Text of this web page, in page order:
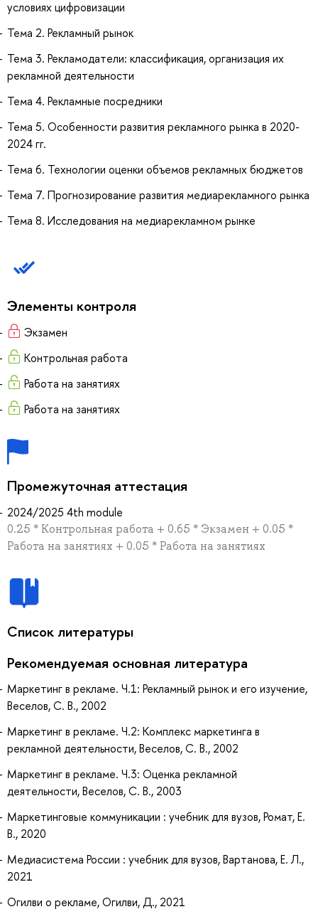
условиях цифровизации
Тема 2. Рекламный рынок
Тема 3. Рекламодатели: классификация, организация их
рекламной деятельности
Тема 4. Рекламные посредники
Тема 5. Особенности развития рекламного рынка в 2020-
2024 гг.
Тема 6. Технологии оценки объемов рекламных бюджетов
Тема 7. Прогнозирование развития медиарекламного рынка
Тема 8. Исследования на медиарекламном рынке
Элементы контроля
Экзамен
Контрольная работа
Работа на занятиях
Работа на занятиях
Промежуточная аттестация
2024/2025 4th module
0.25 * Контрольная работа + 0.65 * Экзамен + 0.05 *
Работа на занятиях + 0.05 * Работа на занятиях
Список литературы
Рекомендуемая основная литература
Маркетинг в рекламе. Ч.1: Рекламный рынок и его изучение,
Веселов, С. В., 2002
Маркетинг в рекламе. Ч.2: Комплекс маркетинга в
рекламной деятельности, Веселов, С. В., 2002
Маркетинг в рекламе. Ч.3: Оценка рекламной
деятельности, Веселов, С. В., 2003
Маркетинговые коммуникации : учебник для вузов, Ромат, Е.
В., 2020
Медиасистема России : учебник для вузов, Вартанова, Е. Л.,
2021
Огилви о рекламе, Огилви, Д., 2021